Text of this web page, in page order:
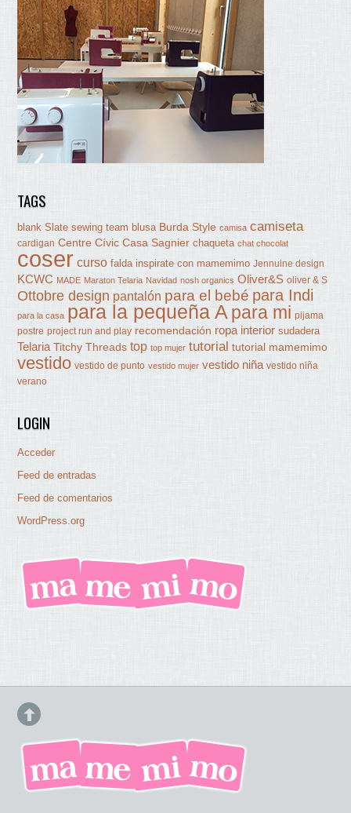
TAGS
blank Slate sewing team blusa Burda Style camisa camiseta
cardigan Centre Cívic Casa Sagnier chaqueta chat chocolat
coser curso falda inspirate con mamemimo Jennuine design
KCWC MADE Maraton Telaria Navidad nosh organics Oliver&S oliver & S
Ottobre design pantalón para el bebé para Indi
para la casa para la pequeña A para mi pijama
postre project run and play recomendación ropa interior sudadera
Telaria Titchy Threads top top mujer tutorial tutorial mamemimo
vestido vestido de punto vestido mujer vestido niña vestido niña
verano
LOGIN
Acceder
Feed de entradas
Feed de comentarios
WordPress.org